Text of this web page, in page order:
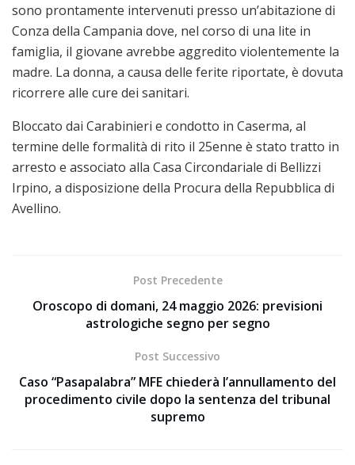
sono prontamente intervenuti presso un’abitazione di
Conza della Campania dove, nel corso di una lite in
famiglia, il giovane avrebbe aggredito violentemente la
madre. La donna, a causa delle ferite riportate, è dovuta
ricorrere alle cure dei sanitari.
Bloccato dai Carabinieri e condotto in Caserma, al
termine delle formalità di rito il 25enne è stato tratto in
arresto e associato alla Casa Circondariale di Bellizzi
Irpino, a disposizione della Procura della Repubblica di
Avellino.
Post Precedente
Oroscopo di domani, 24 maggio 2026: previsioni
astrologiche segno per segno
Post Successivo
Caso “Pasapalabra” MFE chiederà l’annullamento del
procedimento civile dopo la sentenza del tribunal
supremo